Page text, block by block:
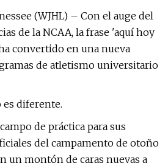
(WJHL) – Con el auge del
de la NCAA, la frase 'aquí hoy
convertido en una nueva
de atletismo universitario
es diferente.
de práctica para sus
del campamento de otoño
un montón de caras nuevas a